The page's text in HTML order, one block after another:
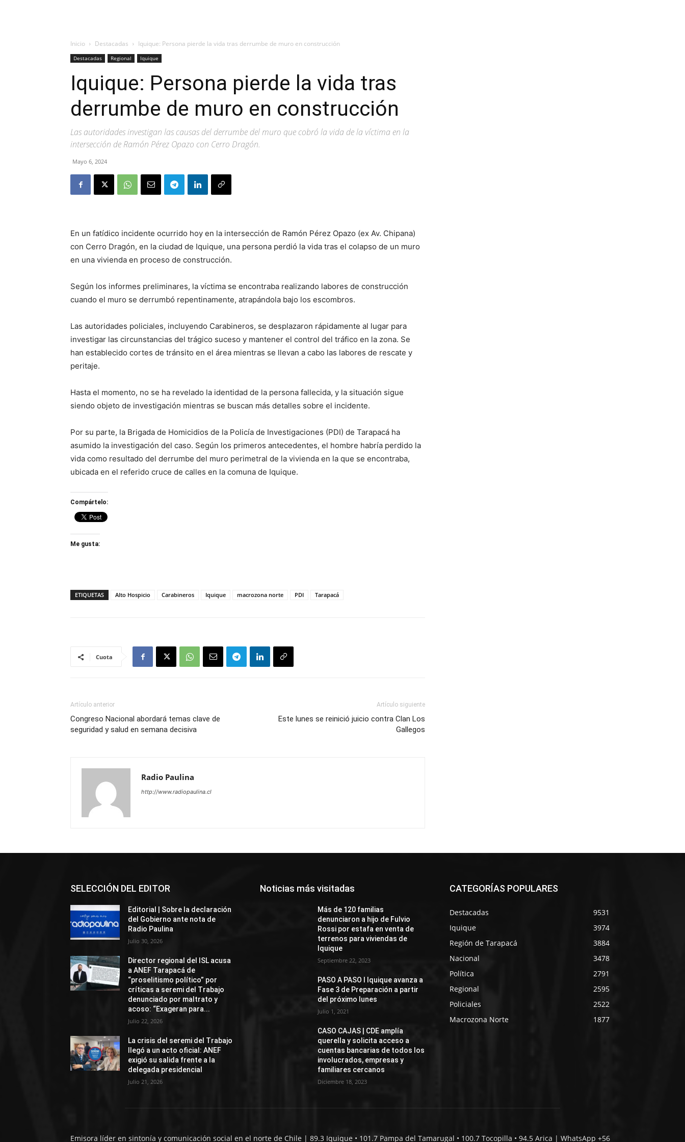
Inicio Destacadas Iquique: Persona pierde la vida tras derrumbe de muro en construcción
Destacadas Regional Iquique
Iquique: Persona pierde la vida tras
derrumbe de muro en construcción
Las autoridades investigan las causas del derrumbe del muro que cobró la vida de la víctima en la
intersección de Ramón Pérez Opazo con Cerro Dragón.
Mayo 6, 2024
En un fatídico incidente ocurrido hoy en la intersección de Ramón Pérez Opazo (ex Av. Chipana)
con Cerro Dragón, en la ciudad de Iquique, una persona perdió la vida tras el colapso de un muro
en una vivienda en proceso de construcción.
Según los informes preliminares, la víctima se encontraba realizando labores de construcción
cuando el muro se derrumbó repentinamente, atrapándola bajo los escombros.
Las autoridades policiales, incluyendo Carabineros, se desplazaron rápidamente al lugar para
investigar las circunstancias del trágico suceso y mantener el control del tráfico en la zona. Se
han establecido cortes de tránsito en el área mientras se llevan a cabo las labores de rescate y
peritaje.
Hasta el momento, no se ha revelado la identidad de la persona fallecida, y la situación sigue
siendo objeto de investigación mientras se buscan más detalles sobre el incidente.
Por su parte, la Brigada de Homicidios de la Policía de Investigaciones (PDI) de Tarapacá ha
asumido la investigación del caso. Según los primeros antecedentes, el hombre habría perdido la
vida como resultado del derrumbe del muro perimetral de la vivienda en la que se encontraba,
ubicada en el referido cruce de calles en la comuna de Iquique.
Compártelo:
Me gusta:
ETIQUETAS Alto Hospicio Carabineros Iquique macrozona norte PDI Tarapacá
Cuota
Artículo anterior
Congreso Nacional abordará temas clave de
seguridad y salud en semana decisiva
Artículo siguiente
Este lunes se reinició juicio contra Clan Los
Gallegos
Radio Paulina
http://www.radiopaulina.cl
SELECCIÓN DEL EDITOR
Editorial | Sobre la declaración
del Gobierno ante nota de
Radio Paulina
Julio 30, 2026
Director regional del ISL acusa
a ANEF Tarapacá de
“proselitismo político” por
críticas a seremi del Trabajo
denunciado por maltrato y
acoso: “Exageran para...
Julio 22, 2026
La crisis del seremi del Trabajo
llegó a un acto oficial: ANEF
exigió su salida frente a la
delegada presidencial
Julio 21, 2026
Noticias más visitadas
Más de 120 familias
denunciaron a hijo de Fulvio
Rossi por estafa en venta de
terrenos para viviendas de
Iquique
Septiembre 22, 2023
PASO A PASO I Iquique avanza a
Fase 3 de Preparación a partir
del próximo lunes
Julio 1, 2021
CASO CAJAS | CDE amplía
querella y solicita acceso a
cuentas bancarias de todos los
involucrados, empresas y
familiares cercanos
Diciembre 18, 2023
CATEGORÍAS POPULARES
Destacadas
9531
Iquique
3974
Región de Tarapacá
3884
Nacional
3478
Política
2791
Regional
2595
Policiales
2522
Macrozona Norte
1877
Emisora líder en sintonía y comunicación social en el norte de Chile | 89.3 Iquique • 101.7 Pampa del Tamarugal • 100.7 Tocopilla • 94.5 Arica | WhatsApp +56